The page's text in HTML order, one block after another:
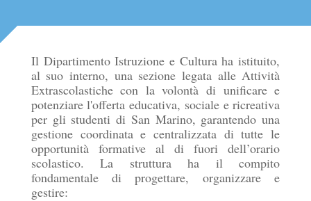
Il Dipartimento Istruzione e Cultura ha istituito,
al suo interno, una sezione legata alle Attività
Extrascolastiche con la volontà di unificare e
potenziare l'offerta educativa, sociale e ricreativa
per gli studenti di San Marino, garantendo una
gestione coordinata e centralizzata di tutte le
opportunità formative al di fuori dell’orario
scolastico. La struttura ha il compito
fondamentale di progettare, organizzare e
gestire: